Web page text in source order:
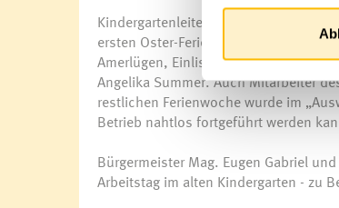
Kindergartenleiterin Angelika Summer
ersten Oster-Ferientag war
Amerlügen, Einlis und Fellengatter
Angelika Summer. Auch Mitarbeiter
restlichen Ferienwoche wurde im
Betrieb nahtlos fortgeführt werden
Bürgermeister Mag. Eugen Gabriel
Arbeitstag im alten Kindergarten - zu